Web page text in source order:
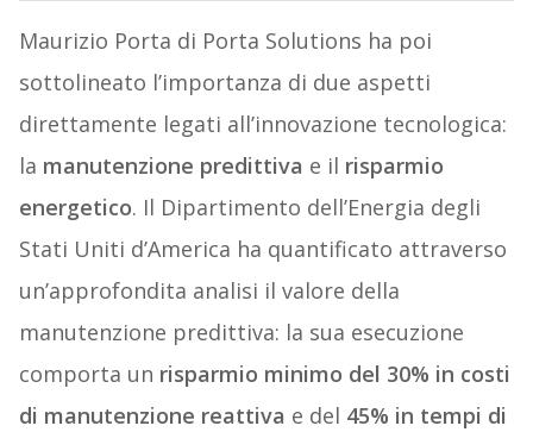
Maurizio Porta di Porta Solutions ha poi
sottolineato l’importanza di due aspetti
direttamente legati all’innovazione tecnologica:
la manutenzione predittiva e il risparmio
energetico. Il Dipartimento dell’Energia degli
Stati Uniti d’America ha quantificato attraverso
un’approfondita analisi il valore della
manutenzione predittiva: la sua esecuzione
comporta un risparmio minimo del 30% in costi
di manutenzione reattiva e del 45% in tempi di